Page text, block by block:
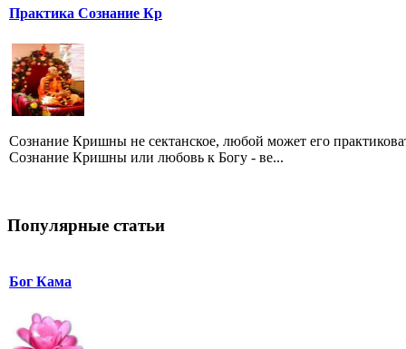
Практика Сознание Кр
Сознание Кришны не сектанское, любой может его
Сознание Кришны или любовь к Богу - ве...
Популярные статьи
Бог Кама